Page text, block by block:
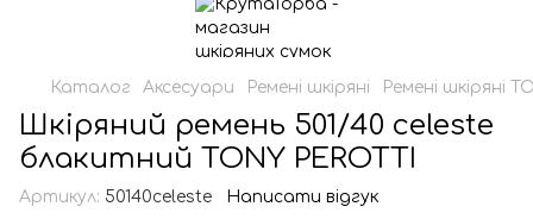
Каталог Аксесуари Ремені шкіряні Ремені шкіряні
Шкіряний ремень 501/40 celeste
блакитний TONY PEROTTI
Артикул: 50140celeste Написати відгук